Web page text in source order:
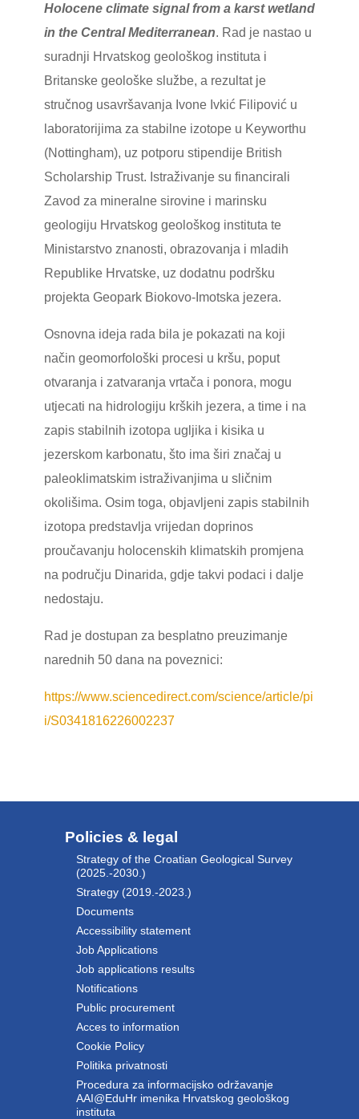
Holocene climate signal from a karst wetland
in the Central Mediterranean. Rad je nastao u
suradnji Hrvatskog geološkog instituta i
Britanske geološke službe, a rezultat je
stručnog usavršavanja Ivone Ivkić Filipović u
laboratorijima za stabilne izotope u Keyworthu
(Nottingham), uz potporu stipendije British
Scholarship Trust. Istraživanje su financirali
Zavod za mineralne sirovine i marinsku
geologiju Hrvatskog geološkog instituta te
Ministarstvo znanosti, obrazovanja i mladih
Republike Hrvatske, uz dodatnu podršku
projekta Geopark Biokovo-Imotska jezera.
Osnovna ideja rada bila je pokazati na koji
način geomorfološki procesi u kršu, poput
otvaranja i zatvaranja vrtača i ponora, mogu
utjecati na hidrologiju krških jezera, a time i na
zapis stabilnih izotopa ugljika i kisika u
jezerskom karbonatu, što ima širi značaj u
paleoklimatskim istraživanjima u sličnim
okolišima. Osim toga, objavljeni zapis stabilnih
izotopa predstavlja vrijedan doprinos
proučavanju holocenskih klimatskih promjena
na području Dinarida, gdje takvi podaci i dalje
nedostaju.
Rad je dostupan za besplatno preuzimanje
narednih 50 dana na poveznici:
https://www.sciencedirect.com/science/article/pi
i/S0341816226002237
Policies & legal
Strategy of the Croatian Geological Survey
(2025.-2030.)
Strategy (2019.-2023.)
Documents
Accessibility statement
Job Applications
Job applications results
Notifications
Public procurement
Acces to information
Cookie Policy
Politika privatnosti
Procedura za informacijsko održavanje
AAI@EduHr imenika Hrvatskog geološkog
instituta